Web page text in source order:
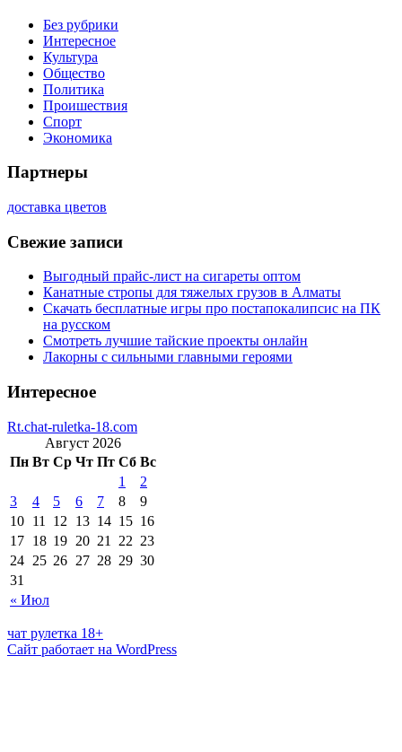
Без рубрики
Интересное
Культура
Общество
Политика
Проишествия
Спорт
Экономика
Партнеры
доставка цветов
Свежие записи
Выгодный прайс-лист на сигареты оптом
Канатные стропы для тяжелых грузов в Алматы
Скачать бесплатные игры про постапокалипсис на ПК
на русском
Смотреть лучшие тайские проекты онлайн
Лакорны с сильными главными героями
Интересное
Rt.chat-ruletka-18.com
Август 2026
Пн Вт Ср Чт Пт Сб Вс
« Июл
1
2
3
4 5 6 7 8
9
10 11 12 13 14 15 16
17 18 19 20 21 22 23
24 25 26 27 28 29 30
31
чат рулетка 18+
Сайт работает на WordPress